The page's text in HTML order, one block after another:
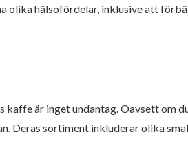
olika hälsofördelar, inklusive att
är inget undantag. Oavsett om
Deras sortiment inkluderar olika